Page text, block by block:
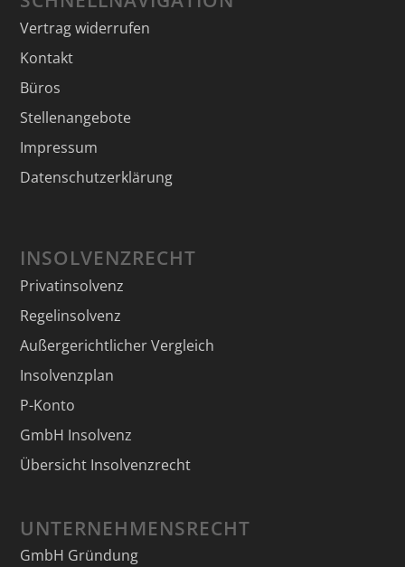
Vertrag widerrufen
Kontakt
Büros
Stellenangebote
Impressum
Datenschutzerklärung
INSOLVENZRECHT
Privatinsolvenz
Regelinsolvenz
Außergerichtlicher Vergleich
Insolvenzplan
P-Konto
GmbH Insolvenz
Übersicht Insolvenzrecht
UNTERNEHMENSRECHT
GmbH Gründung